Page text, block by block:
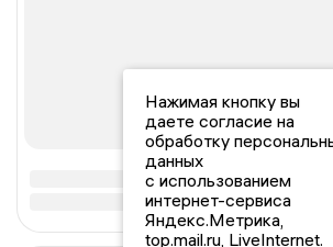
Нажимая кнопку вы
даете согласие на
обработку
данных
с использованием
интернет-сервиса
Яндекс.Метрика,
top.mail.ru, LiveInternet.